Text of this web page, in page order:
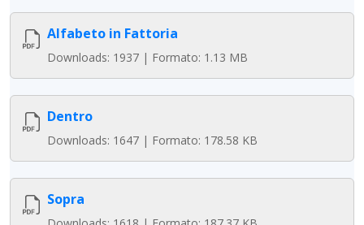
Alfabeto in Fattoria
Downloads: 1937 | Formato: 1.13 MB
Dentro
Downloads: 1647 | Formato: 178.58 KB
Sopra